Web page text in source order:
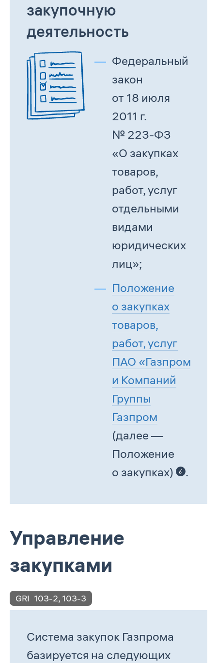
закупочную
деятельность
Федеральный
закон
от 18 июля
2011 г.
№ 223-ФЗ
«О закупках
товаров,
работ, услуг
отдельными
видами
юридических
лиц»;
Положение
о закупках
товаров,
работ, услуг
ПАО «Газпром»
и Компаний
Группы
Газпром
(далее —
Положение
о закупках)
.
Управление
закупками
GRI 103-2, 103-3
Система закупок Газпрома
базируется на следующих